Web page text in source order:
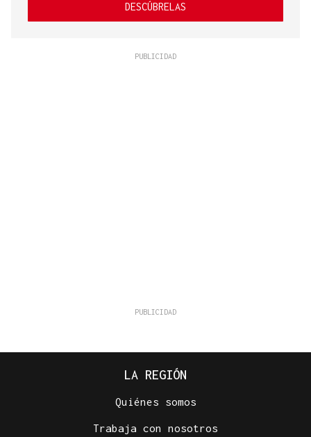
DESCÚBRELAS
LA REGIÓN
Quiénes somos
Trabaja con nosotros